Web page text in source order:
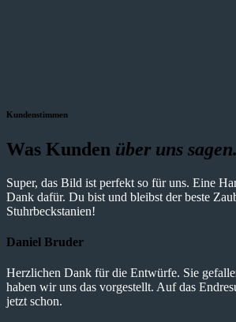
Kundenstimmen
Was Kunden über uns sagen.
Super, das Bild ist perfekt so für uns. Eine
Dank dafür. Du bist und bleibst der beste
Stuhrbeckstanien!
Daniel Bruder
Herzlichen Dank für die Entwürfe. Sie
haben wir uns das vorgestellt. Auf das
jetzt schon.